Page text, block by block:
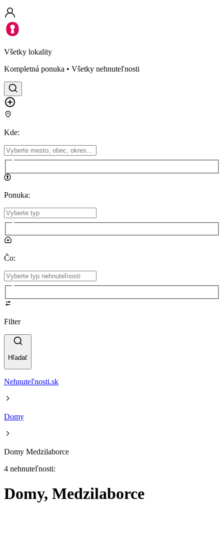
Všetky lokality
Kompletná ponuka • Všetky nehnuteľnosti
Kde:
Ponuka:
Čo:
Filter
Hľadať
Nehnuteľnosti.sk
Domy
Domy Medzilaborce
4 nehnuteľnosti:
Domy, Medzilaborce